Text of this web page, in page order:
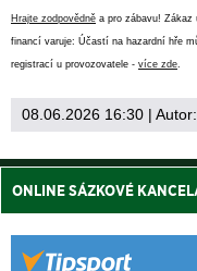
Hrajte zodpovědně a pro zábavu! Zákaz
financí varuje: Účastí na hazardní hře
registrací u provozovatele - více zde.
08.06.2026 16:30 | Autor:
ONLINE SÁZKOVÉ